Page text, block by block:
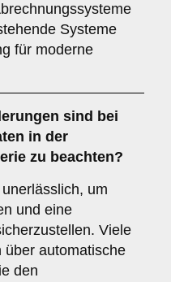
Systeme
für moderne
sind bei
in der
zu beachten?
um
und eine
Viele
über automatische
den